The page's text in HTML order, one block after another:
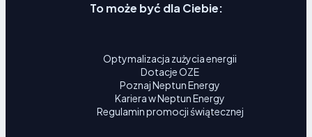
To może być dla Ciebie:
Optymalizacja zużycia energii
Dotacje OZE
Poznaj Neptun Energy
Kariera w Neptun Energy
Regulamin promocji świątecznej